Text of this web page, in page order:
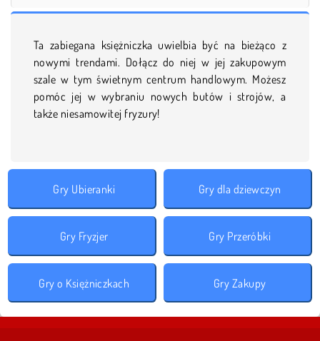
Ta zabiegana księżniczka uwielbia być na bieżąco z
nowymi trendami. Dołącz do niej w jej zakupowym
szale w tym świetnym centrum handlowym. Możesz
pomóc jej w wybraniu nowych butów i strojów, a
także niesamowitej fryzury!
Gry Ubieranki Gry dla dziewczyn
Gry Fryzjer Gry Przeróbki
Gry o Księżniczkach Gry Zakupy